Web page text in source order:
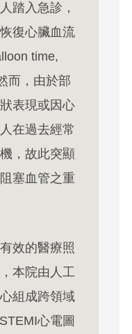
踏入急診，
復心臟血流
time,
而，由於部
表現或因心
在過去經常
，故此突顯
塞血管之重
效的醫療照
本院由人工
組成跨領域
心電圖